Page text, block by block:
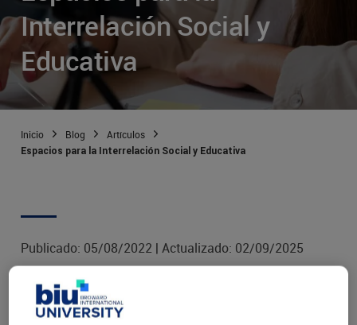
Interrelación Social y
Educativa
Inicio Blog Artículos
Espacios para la Interrelación Social y Educativa
Publicado: 05/08/2022 | Actualizado: 02/09/2025
Por: Dr. Sandra Verde